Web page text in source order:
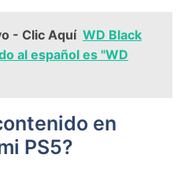
- Clic Aquí WD Black
al español es "WD
‍en​
PS5?